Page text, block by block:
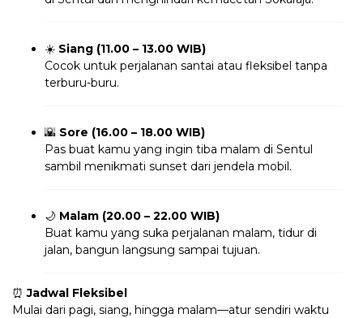
☀️ Siang (11.00 – 13.00 WIB)
Cocok untuk perjalanan santai atau fleksibel tanpa
terburu-buru.
🌇 Sore (16.00 – 18.00 WIB)
Pas buat kamu yang ingin tiba malam di Sentul
sambil menikmati sunset dari jendela mobil.
🌙 Malam (20.00 – 22.00 WIB)
Buat kamu yang suka perjalanan malam, tidur di
jalan, bangun langsung sampai tujuan.
⏰Jadwal Fleksibel
Mulai dari pagi, siang, hingga malam—atur sendiri waktu